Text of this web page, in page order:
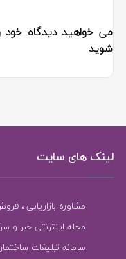
می خواهید دیدگاه خود
شوید
لینک های سایت
مشاوره بازاریابی ،
مجله اینترنتی خبر و
سامانه تبلیغات